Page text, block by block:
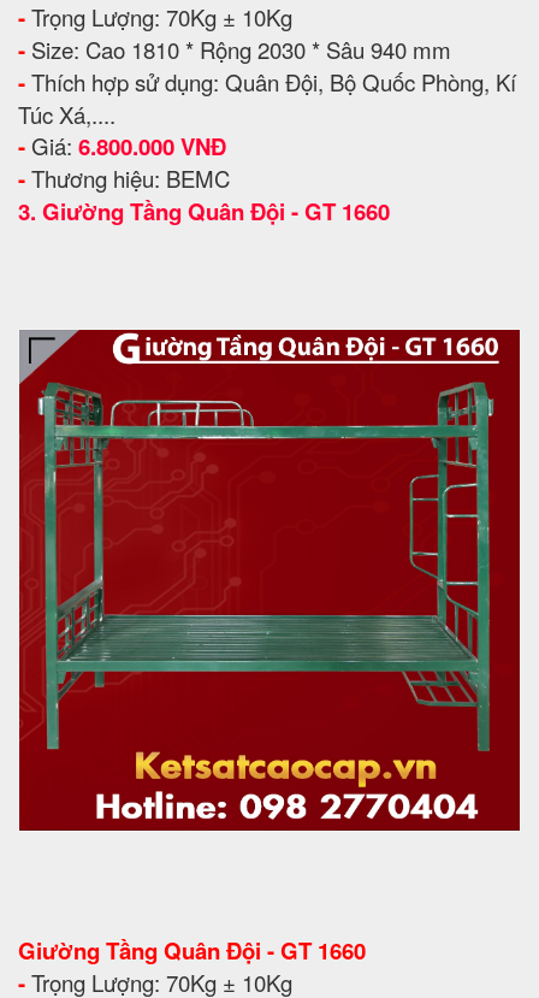
-Trọng Lượng: 70Kg ± 10Kg
- Size: Cao 1810 * Rộng 2030 * Sâu 940 mm
-Thích hợp sử dụng: Quân Đội, Bộ Quốc Phòng, Kí
Túc Xá,....
- Giá: 6.800.000 VNĐ
-Thương hiệu: BEMC
3. Giường Tầng Quân Đội - GT 1660
Giường Tầng Quân Đội - GT 1660
-Trọng Lượng: 70Kg ± 10Kg